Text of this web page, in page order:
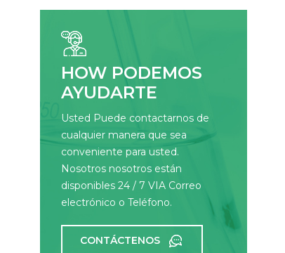
HOW PODEMOS
AYUDARTE
Usted Puede contactarnos de
cualquier manera que sea
conveniente para usted.
Nosotros nosotros están
disponibles 24 / 7 VIA Correo
electrónico o Teléfono.
CONTÁCTENOS